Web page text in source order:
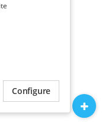
Configure